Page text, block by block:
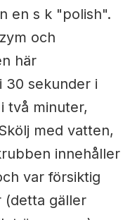
en s k "polish".
och
här
30 sekunder i
två minuter,
med vatten,
innehåller
var försiktig
(detta gäller